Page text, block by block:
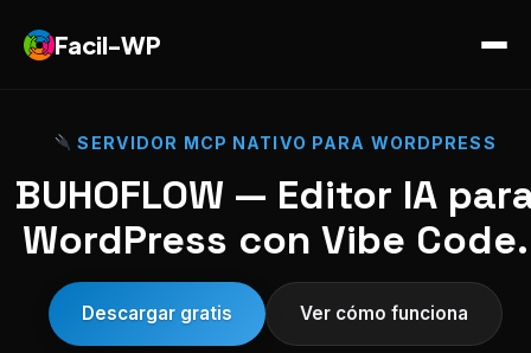
Facil-WP
SERVIDOR MCP NATIVO PARA WORDPRESS
BUHOFLOW — Editor IA
WordPress con Vibe Code.
Descargar gratis Ver cómo funciona